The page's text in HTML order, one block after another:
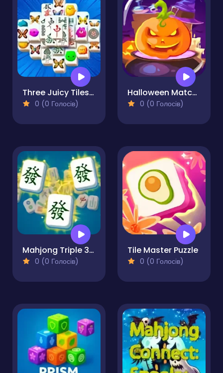
Three Juicy Tiles Mahjong
0 (0 Голосів)
Halloween Match 3
0 (0 Голосів)
Mahjong Triple 3D Tile Match
0 (0 Голосів)
Tile Master Puzzle
0 (0 Голосів)